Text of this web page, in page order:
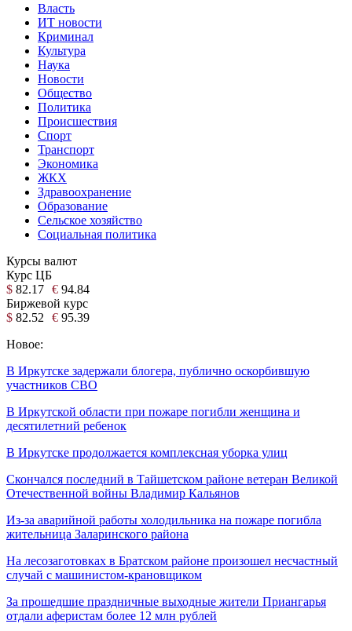
Власть
ИТ новости
Криминал
Культура
Наука
Новости
Общество
Политика
Происшествия
Спорт
Транспорт
Экономика
ЖКХ
Здравоохранение
Образование
Сельское хозяйство
Социальная политика
Курсы валют
Курс ЦБ
$ 82.17 € 94.84
Биржевой курс
$ 82.52 € 95.39
Новое:
В Иркутске задержали блогера, публично оскорбившую
участников СВО
В Иркутской области при пожаре погибли женщина и
десятилетний ребенок
В Иркутске продолжается комплексная уборка улиц
Скончался последний в Тайшетском районе ветеран Великой
Отечественной войны Владимир Кальянов
Из-за аварийной работы холодильника на пожаре погибла
жительница Заларинского района
На лесозаготовках в Братском районе произошел несчастный
случай с машинистом-крановщиком
За прошедшие праздничные выходные жители Приангарья
отдали аферистам более 12 млн рублей